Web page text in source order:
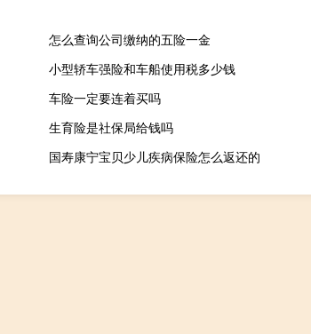
怎么查询公司缴纳的五险一金
小型轿车强险和车船使用税多少钱
车险一定要连着买吗
生育险是社保局给钱吗
国寿康宁宝贝少儿疾病保险怎么返还的